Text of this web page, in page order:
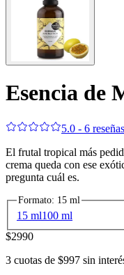
Esencia de
5.0 - 6 reseñas
El frutal tropical más
crema queda con ese
pregunta cuál es.
Formato: 15 ml
15 ml100 ml
$2990
3 cuotas de $997 sin